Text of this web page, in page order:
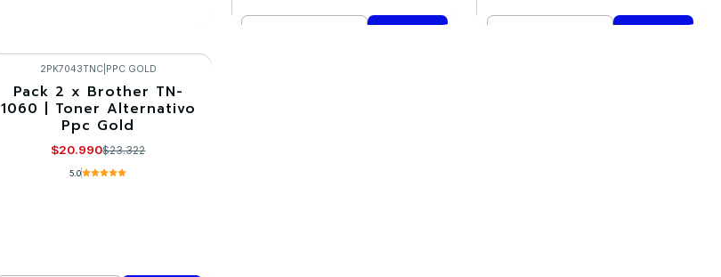
VER DETALLES
-10%
2PK7043TNC| PPC GOLD
Pack 2 x Brother TN-
1060 | Toner Alternativo
Ppc Gold
$20.990$23.322
5.0